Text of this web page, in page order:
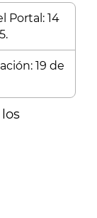
Portal: 14
19 de